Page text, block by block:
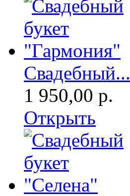
Свадебный...
1 950,00 р.
Открыть